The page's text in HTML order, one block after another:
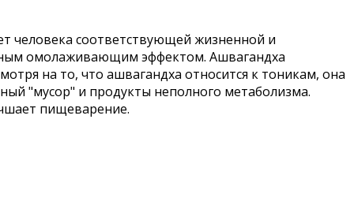
человека соответствующей жизненной и
омолаживающим эффектом. Ашвагандха
на то, что ашвагандха относится к тоникам, она
"мусор" и продукты неполного метаболизма.
пищеварение.